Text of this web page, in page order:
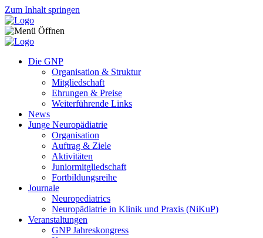
Zum Inhalt springen
Die GNP
Organisation & Struktur
Mitgliedschaft
Ehrungen & Preise
Weiterführende Links
News
Junge Neuropädiatrie
Organisation
Auftrag & Ziele
Aktivitäten
Juniormitgliedschaft
Fortbildungsreihe
Journale
Neuropediatrics
Neuropädiatrie in Klinik und Praxis (NiKuP)
Veranstaltungen
GNP Jahreskongress